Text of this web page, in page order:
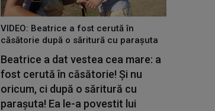
VIDEO: Beatrice a fost cerută în
căsătorie după o săritură cu parașuta
Beatrice a dat vestea cea mare: a
fost cerută în căsătorie! Și nu
oricum, ci după o săritură cu
parașuta! Ea le-a povestit lui